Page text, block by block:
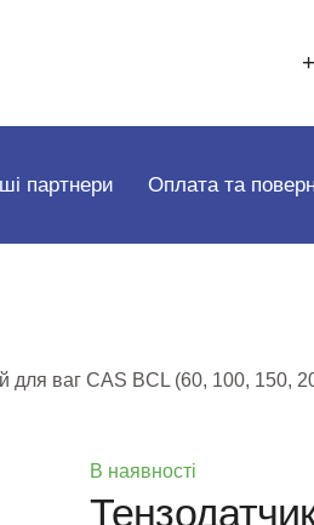
партнери Оплата та
для ваг CAS BCL (60, 100, 150,
В наявності